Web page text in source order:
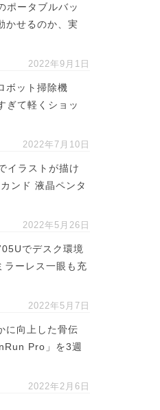
ポータブルバッ
かせるのか、実
2022年9月1日
ボット掃除機
ぎて軽くショッ
2022年7月10日
イラストが描け
ンド 液晶ペンタ
2022年5月26日
でデスク環境
ーレス一眼も充
2022年5月7日
に向上した骨伝
Pro」を3週
2022年2月6日